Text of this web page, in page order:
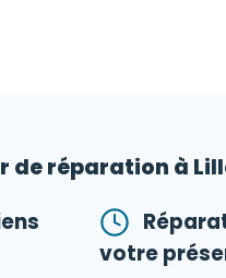
de réparation à
votre